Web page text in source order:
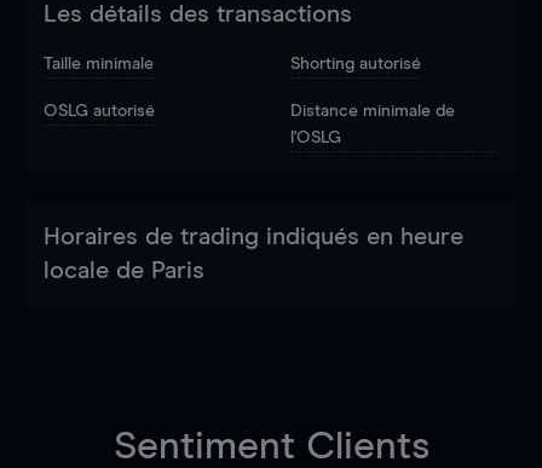
Les détails des transactions
Taille minimale Shorting autorisé
OSLG autorisé
Distance minimale de
l'OSLG
Horaires de trading indiqués en heure
locale de Paris
Sentiment Clients